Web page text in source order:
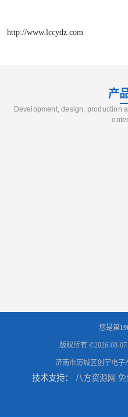
http://www.lccydz.com
产
Development, design, production
您是第
版权所有 ©2026-08-07
济南市历城区创宇电子
技术支持： 八方资源网